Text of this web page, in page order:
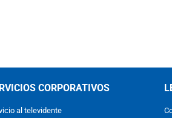
CORPORATIVOS
al televidente